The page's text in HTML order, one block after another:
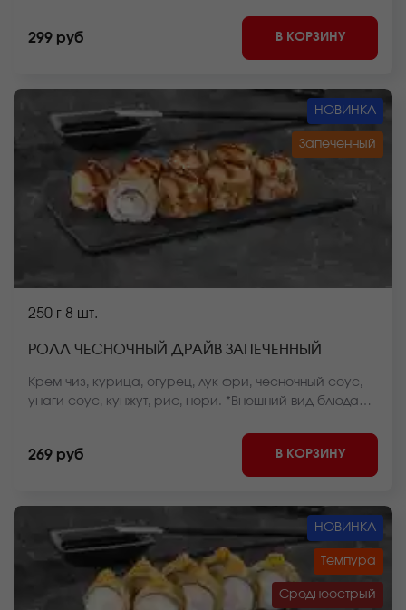
299 руб В КОРЗИНУ
НОВИНКА
Запеченный
250 г 8 шт.
РОЛЛ ЧЕСНОЧНЫЙ ДРАЙВ ЗАПЕЧЕННЫЙ
Крем чиз, курица, огурец, лук фри, чесночный соус,
унаги соус, кунжут, рис, нори. *Внешний вид блюда
269 руб В КОРЗИНУ
НОВИНКА
Темпура
Среднеострый